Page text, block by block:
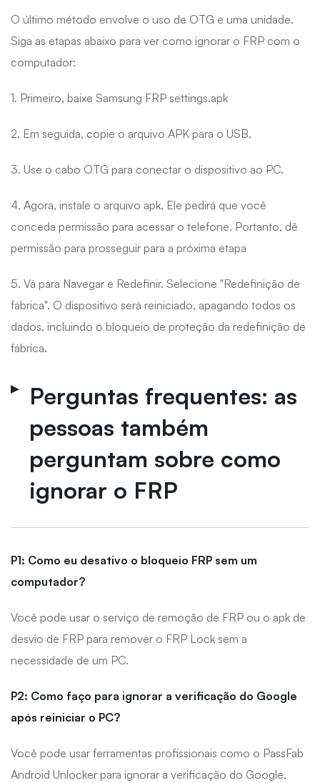
O último método envolve o uso de OTG e uma unidade.
Siga as etapas abaixo para ver como ignorar o FRP com o
computador:
1. Primeiro, baixe Samsung FRP settings.apk
2. Em seguida, copie o arquivo APK para o USB.
3. Use o cabo OTG para conectar o dispositivo ao PC.
4. Agora, instale o arquivo apk. Ele pedirá que você
conceda permissão para acessar o telefone. Portanto, dê
permissão para prosseguir para a próxima etapa
5. Vá para Navegar e Redefinir. Selecione "Redefinição de
fábrica". O dispositivo será reiniciado, apagando todos os
dados, incluindo o bloqueio de proteção da redefinição de
fábrica.
Perguntas frequentes: as
pessoas também
perguntam sobre como
ignorar o FRP
P1: Como eu desativo o bloqueio FRP sem um
computador?
Você pode usar o serviço de remoção de FRP ou o apk de
desvio de FRP para remover o FRP Lock sem a
necessidade de um PC.
P2: Como faço para ignorar a verificação do Google
após reiniciar o PC?
Você pode usar ferramentas profissionais como o PassFab
Android Unlocker para ignorar a verificação do Google,